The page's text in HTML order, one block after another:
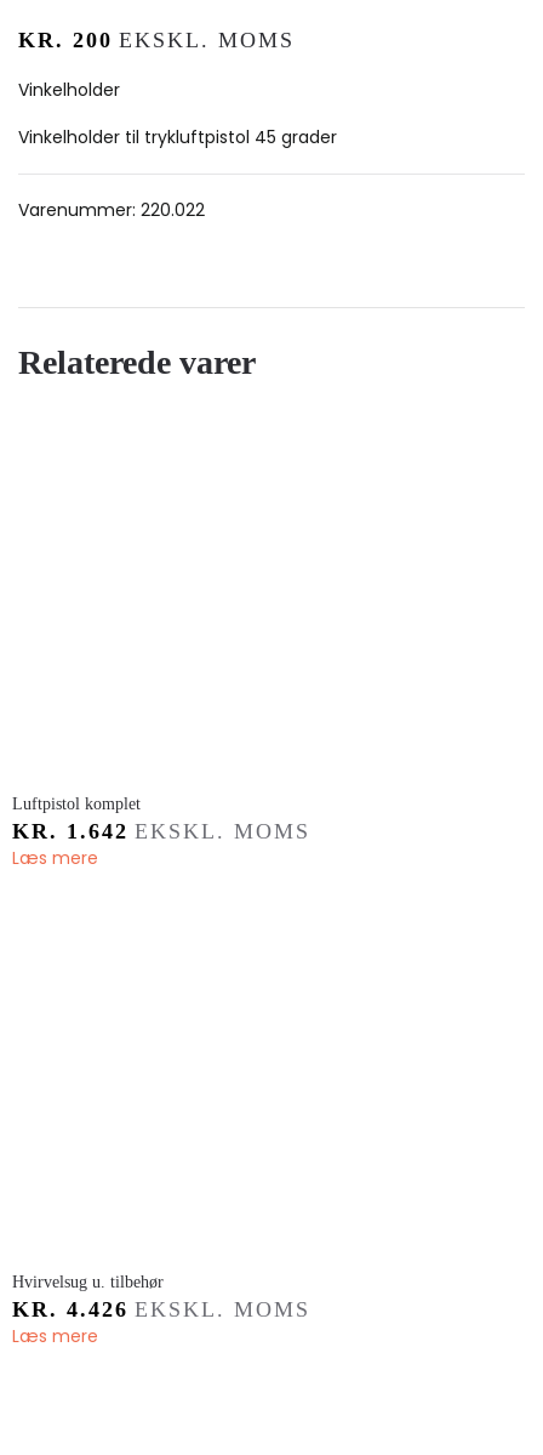
KR. 200 EKSKL. MOMS
Vinkelholder
Vinkelholder til trykluftpistol 45 grader
Varenummer: 220.022
Relaterede varer
​Luftpistol komplet
KR. 1.642 EKSKL. MOMS
Læs mere
​Hvirvelsug u. tilbehør
KR. 4.426 EKSKL. MOMS
Læs mere